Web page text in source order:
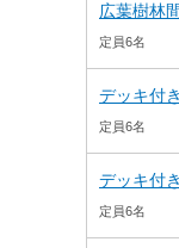
広葉樹林
定員6名
デッキ付
定員6名
デッキ付
定員6名